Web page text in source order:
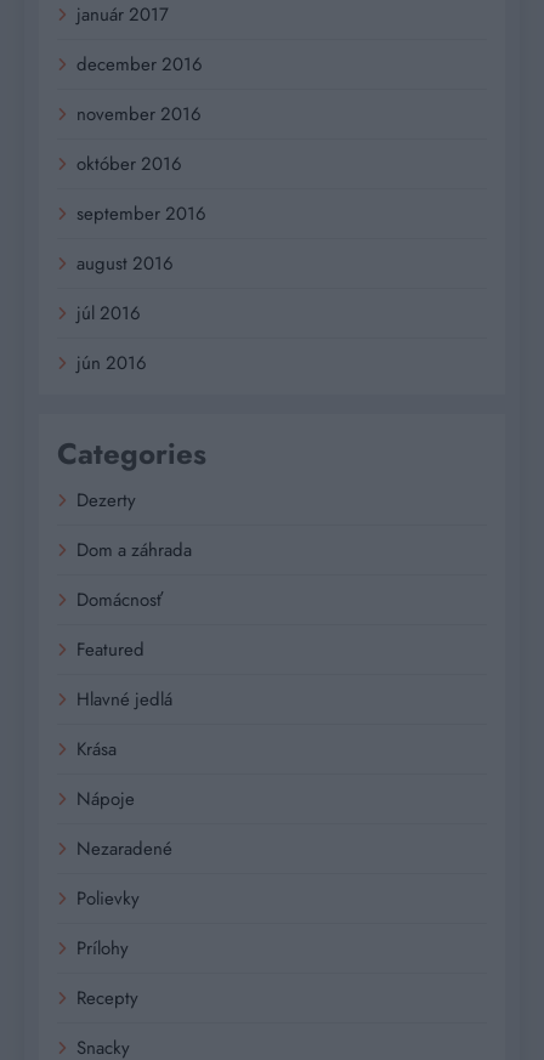
január 2017
december 2016
november 2016
október 2016
september 2016
august 2016
júl 2016
jún 2016
Categories
Dezerty
Dom a záhrada
Domácnosť
Featured
Hlavné jedlá
Krása
Nápoje
Nezaradené
Polievky
Prílohy
Recepty
Snacky